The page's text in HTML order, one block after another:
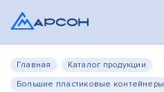
Главная
Каталог продукции
Большие пластиковые контейнеры